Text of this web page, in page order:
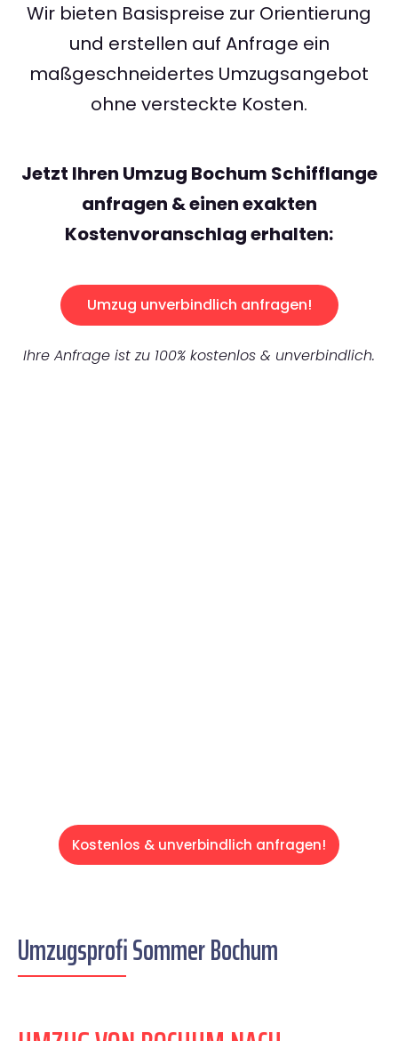
Wir bieten Basispreise zur Orientierung
und erstellen auf Anfrage ein
maßgeschneidertes Umzugsangebot
ohne versteckte Kosten.
Jetzt Ihren Umzug Bochum Schifflange
anfragen & einen exakten
Kostenvoranschlag erhalten:
Umzug unverbindlich anfragen!
Ihre Anfrage ist zu 100% kostenlos & unverbindlich.
Kostenlos & unverbindlich anfragen!
Umzugsprofi Sommer Bochum